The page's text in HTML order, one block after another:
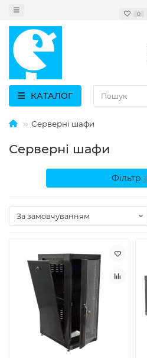
0
КАТАЛОГ
Серверні шафи
Серверні шафи
Фільтр